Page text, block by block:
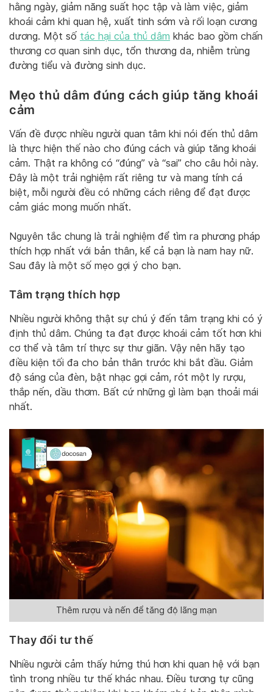
hằng ngày, giảm năng suất học tập và làm việc, giảm
khoái cảm khi quan hệ, xuất tinh sớm và rối loạn cương
dương. Một số tác hại của thủ dâm khác bao gồm chấn
thương cơ quan sinh dục, tổn thương da, nhiễm trùng
đường tiểu và đường sinh dục.
Mẹo thủ dâm đúng cách giúp tăng khoái
cảm
Vấn đề được nhiều người quan tâm khi nói đến thủ dâm
là thực hiện thế nào cho đúng cách và giúp tăng khoái
cảm. Thật ra không có “đúng” và “sai” cho câu hỏi này.
Đây là một trải nghiệm rất riêng tư và mang tính cá
biệt, mỗi người đều có những cách riêng để đạt được
cảm giác mong muốn nhất.
Nguyên tắc chung là trải nghiệm để tìm ra phương pháp
thích hợp nhất với bản thân, kể cả bạn là nam hay nữ.
Sau đây là một số mẹo gợi ý cho bạn.
Tâm trạng thích hợp
Nhiều người không thật sự chú ý đến tâm trạng khi có ý
định thủ dâm. Chúng ta đạt được khoái cảm tốt hơn khi
cơ thể và tâm trí thực sự thư giãn. Vậy nên hãy tạo
điều kiện tối đa cho bản thân trước khi bắt đầu. Giảm
độ sáng của đèn, bật nhạc gợi cảm, rót một ly rượu,
thắp nến, dầu thơm. Bất cứ những gì làm bạn thoải mái
nhất.
Thêm rượu và nến để tăng độ lãng mạn
Thay đổi tư thế
Nhiều người cảm thấy hứng thú hơn khi quan hệ với bạn
tình trong nhiều tư thế khác nhau. Điều tương tự cũng